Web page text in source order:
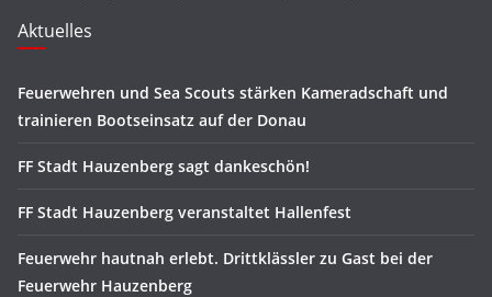
Aktuelles
Feuerwehren und Sea Scouts stärken Kameradschaft und
trainieren Bootseinsatz auf der Donau
FF Stadt Hauzenberg sagt dankeschön!
FF Stadt Hauzenberg veranstaltet Hallenfest
Feuerwehr hautnah erlebt. Drittklässler zu Gast bei der
Feuerwehr Hauzenberg